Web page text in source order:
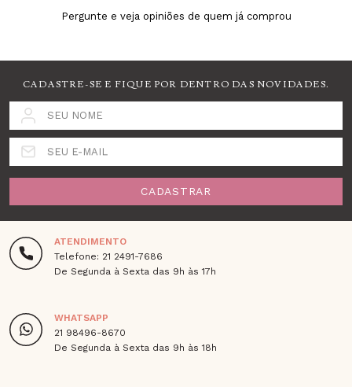
Pergunte e veja opiniões de quem já comprou
CADASTRE-SE E FIQUE POR DENTRO DAS NOVIDADES.
SEU NOME
SEU E-MAIL
CADASTRAR
ATENDIMENTO
Telefone: 21 2491-7686
De Segunda à Sexta das 9h às 17h
WHATSAPP
21 98496-8670
De Segunda à Sexta das 9h às 18h